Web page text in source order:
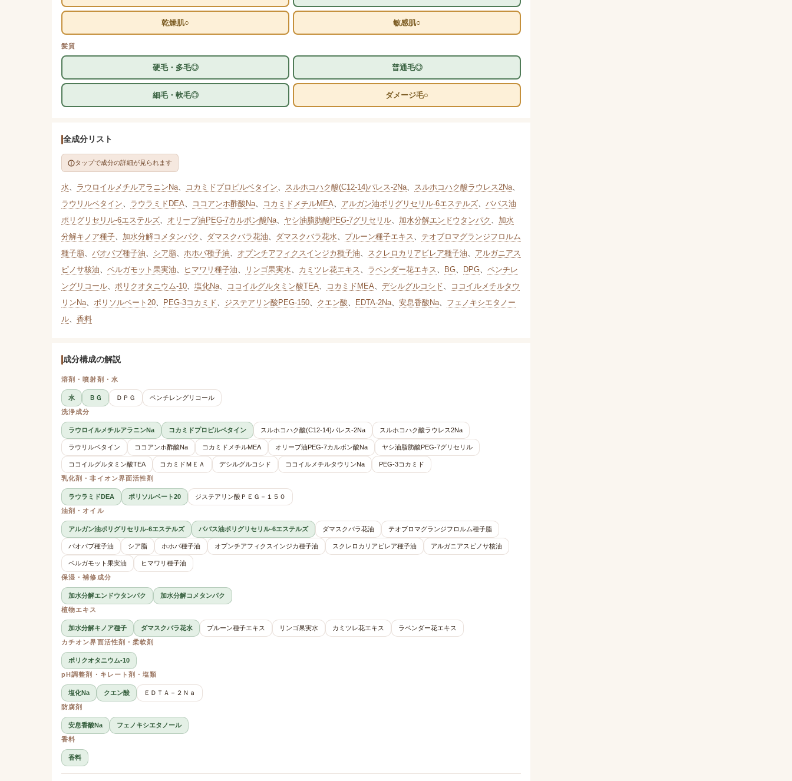
乾燥肌○ 敏感肌○
髪質
硬毛・多毛◎ 普通毛◎
細毛・軟毛◎ ダメージ毛○
全成分リスト
タップで成分の詳細が見られます
水、 ラウロイルメチルアラニンNa、 コカミドプロピルベタイン、 スルホコハク酸(C12-14)パレス-2Na、 スルホコハク酸ラウレス2Na、
ラウリルベタイン、 ラウラミドDEA、 ココアンホ酢酸Na、 コカミドメチルMEA、 アルガン油ポリグリセリル-6エステルズ、 ババス油
ポリグリセリル-6エステルズ、 オリーブ油PEG-7カルボン酸Na、 ヤシ油脂肪酸PEG-7グリセリル、 加水分解エンドウタンパク 、 加水
分解キノア種子、 加水分解コメタンパク 、 ダマスクバラ花油、 ダマスクバラ花水、 プルーン種子エキス、 テオブロマグランジフロルム
種子脂、 バオバブ種子油、 シア脂、 ホホバ種子油、 オプンチアフィクスインジカ種子油、 スクレロカリアビレア種子油、 アルガニアス
ピノサ核油、 ベルガモット果実油、 ヒマワリ種子油、 リンゴ果実水、 カミツレ花エキス、 ラベンダー花エキス、 BG、 DPG、 ペンチレ
ングリコール、 ポリクオタニウム-10、 塩化Na、 ココイルグルタミン酸TEA、 コカミドMEA、 デシルグルコシド、
ココイルメチルタウ
リンNa、 ポリソルベート20、 PEG-3コカミド、 ジステアリン酸PEG-150、 クエン酸、 EDTA-2Na、 安息香酸Na、 フェノキシエタノー
ル、 香料
成分構成の解説
溶剤・噴射剤・水
水 ＢＧ ＤＰＧ
ペンチレングリコール
洗浄成分
ラウロイルメチルアラニンNa コカミドプロピルベタイン スルホコハク酸(C12-14)パレス-2Na スルホコハク酸ラウレス2Na
ラウリルベタイン ココアンホ酢酸Na コカミドメチルMEA オリーブ油PEG-7カルボン酸Na ヤシ油脂肪酸PEG-7グリセリル
ココイルグルタミン酸TEA コカミドＭＥＡ デシルグルコシド ココイルメチルタウリンNa
PEG-3コカミド
乳化剤・非イオン界面活性剤
ラウラミドDEA ポリソルベート20
ジステアリン酸ＰＥＧ－１５０
油剤・オイル
アルガン油ポリグリセリル-6エステルズ ババス油ポリグリセリル-6エステルズ ダマスクバラ花油 テオブロマグランジフロルム種子脂
バオバブ種子油 シア脂 ホホバ種子油 オプンチアフィクスインジカ種子油 スクレロカリアビレア種子油 アルガニアスピノサ核油
ベルガモット果実油
ヒマワリ種子油
保湿・補修成分
加水分解エンドウタンパク
加水分解コメタンパク
植物エキス
加水分解キノア種子 ダマスクバラ花水 プルーン種子エキス リンゴ果実水 カミツレ花エキス
ラベンダー花エキス
カチオン界面活性剤・柔軟剤
ポリクオタニウム-10
pH調整剤・キレート剤・塩類
塩化Na クエン酸
ＥＤＴＡ－２Ｎａ
防腐剤
安息香酸Na
フェノキシエタノール
香料
香料